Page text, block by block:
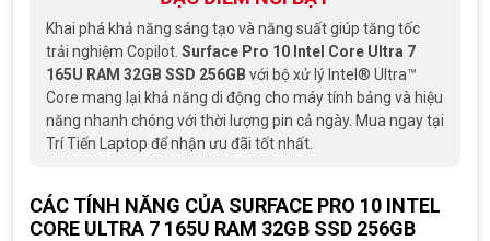
Khai phá khả năng sáng tạo và năng suất giúp tăng tốc
trải nghiệm Copilot. Surface Pro 10 Intel Core Ultra 7
165U RAM 32GB SSD 256GB với bộ xử lý Intel® Ultra™
Core mang lại khả năng di động cho máy tính bảng và hiệu
năng nhanh chóng với thời lượng pin cả ngày. Mua ngay tại
Trí Tiến Laptop để nhận ưu đãi tốt nhất.
CÁC TÍNH NĂNG CỦA SURFACE PRO 10 INTEL
CORE ULTRA 7 165U RAM 32GB SSD 256GB